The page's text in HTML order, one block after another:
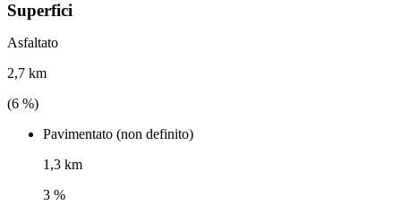
Superfici
Asfaltato
2,7 km
(6 %)
Pavimentato (non definito)
1,3 km
3 %